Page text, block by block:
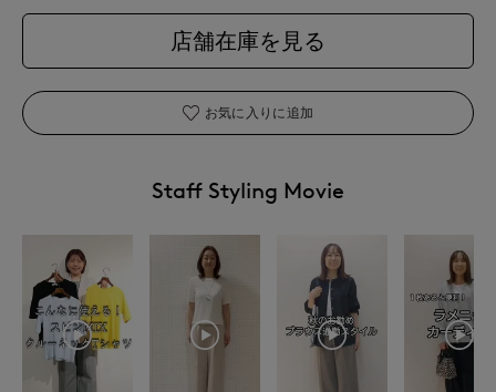
店舗在庫を見る
お気に入りに追加
Staff Styling Movie